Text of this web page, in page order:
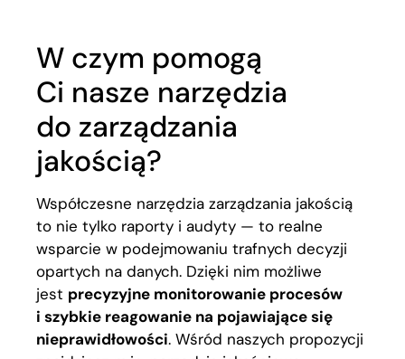
W czym pomogą
Ci nasze narzędzia
do zarządzania
jakością?
Współczesne narzędzia zarządzania jakością
to nie tylko raporty i audyty — to realne
wsparcie w podejmowaniu trafnych decyzji
opartych na danych. Dzięki nim możliwe
jest precyzyjne monitorowanie procesów
i szybkie reagowanie na pojawiające się
nieprawidłowości. Wśród naszych propozycji